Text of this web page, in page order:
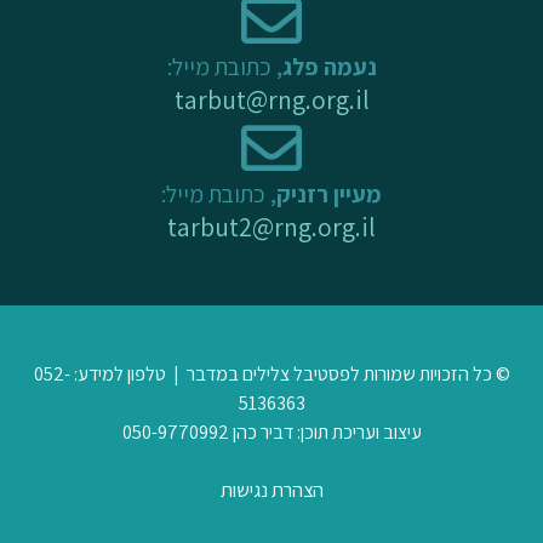
נעמה פלג, כתובת מייל:
tarbut@rng.org.il
מעיין רזניק, כתובת מייל:
tarbut2@rng.org.il
© כל הזכויות שמורות לפסטיבל צלילים במדבר | טלפון למידע: 052-
5136363
עיצוב ועריכת תוכן: דביר כהן 050-9770992
הצהרת נגישות